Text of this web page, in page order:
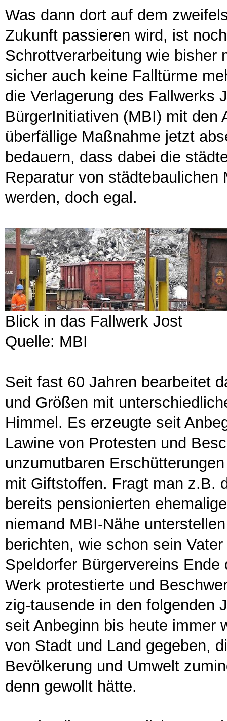
Was dann dort auf dem
Zukunft passieren wird, ist
Schrottverarbeitung wie bisher
sicher auch keine Falltürme
die Verlagerung des Fallwerks
BürgerInitiativen (MBI) mit den
überfällige Maßnahme jetzt
bedauern, dass dabei die
Reparatur von
werden, doch egal.
Blick in das Fallwerk Jost
Quelle: MBI
Seit fast 60 Jahren bearbeitet
und Größen mit
Himmel. Es erzeugte seit
Lawine von Protesten und
unzumutbaren
mit Giftstoffen. Fragt man z.B.
bereits pensionierten
niemand MBI-Nähe
berichten, wie schon sein
Speldorfer Bürgervereins
Werk protestierte und
zig-tausende in den folgenden
seit Anbeginn bis heute immer
von Stadt und Land gegeben,
Bevölkerung und Umwelt
denn gewollt hätte.